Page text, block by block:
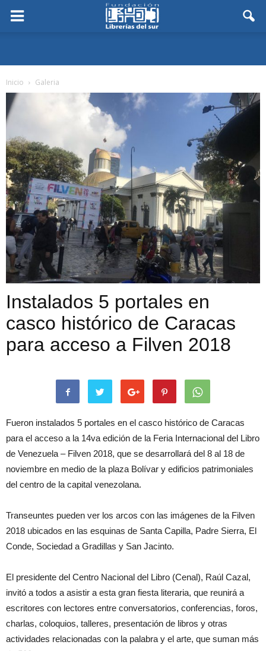
Inicio Galeria
Instalados 5 portales en
casco histórico de Caracas
para acceso a Filven 2018
Fueron instalados 5 portales en el casco histórico de Caracas
para el acceso a la 14va edición de la Feria Internacional del Libro
de Venezuela – Filven 2018, que se desarrollará del 8 al 18 de
noviembre en medio de la plaza Bolívar y edificios patrimoniales
del centro de la capital venezolana.
Transeuntes pueden ver los arcos con las imágenes de la Filven
2018 ubicados en las esquinas de Santa Capilla, Padre Sierra, El
Conde, Sociedad a Gradillas y San Jacinto.
El presidente del Centro Nacional del Libro (Cenal), Raúl Cazal,
invitó a todos a asistir a esta gran fiesta literaria, que reunirá a
escritores con lectores entre conversatorios, conferencias, foros,
charlas, coloquios, talleres, presentación de libros y otras
actividades relacionadas con la palabra y el arte, que suman más